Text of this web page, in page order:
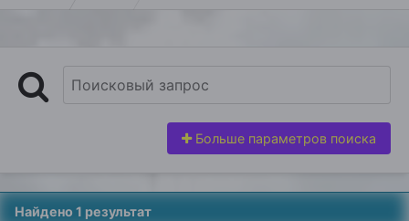
Больше параметров поиска
Найдено 1 результат